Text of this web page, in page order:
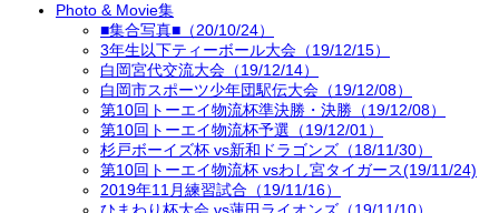
Photo & Movie集
■集合写真■（20/10/24）
3年生以下ティーボール大会（19/12/15）
白岡宮代交流大会（19/12/14）
白岡市スポーツ少年団駅伝大会（19/12/08）
第10回トーエイ物流杯準決勝・決勝（19/12/08）
第10回トーエイ物流杯予選（19/12/01）
杉戸ボーイズ杯 vs新和ドラゴンズ（18/11/30）
第10回トーエイ物流杯 vsわし宮タイガース(19/11/24)
2019年11月練習試合（19/11/16）